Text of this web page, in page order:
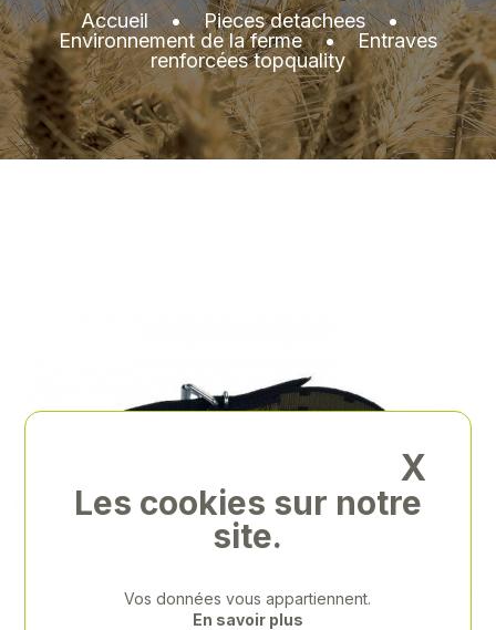
Accueil•Pieces detachees•
Environnement de la ferme•Entraves
renforcées topquality
X
Les cookies sur notre
site.
Vos données vous appartiennent.
En savoir plus